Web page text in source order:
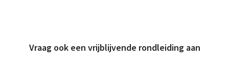
Vraag ook een vrijblijvende rondleiding aan